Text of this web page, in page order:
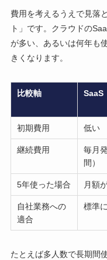
費用を考えるうえで見落
ト」です。クラウドの
が多い、あるいは何年も
きくなります。
比較軸 SaaS
初期費用 低い
継続費用
毎月
間）
5年使った場合 月額
自社業務への
適合
標準
たとえば多人数で長期間